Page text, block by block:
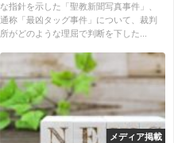
な指針を示した「聖教新聞写真事件」、
通称「最凶タッグ事件」について、裁判
所がどのような理屈で判断を下した...
メディア掲載